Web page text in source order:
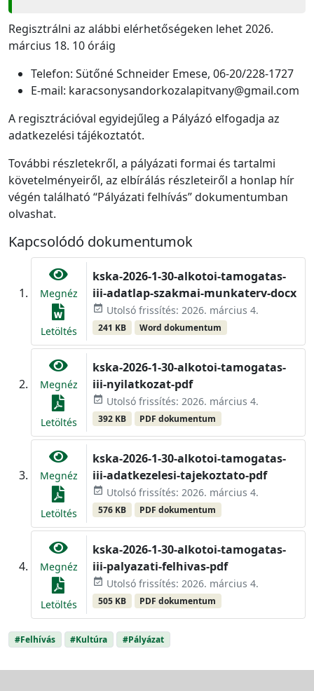
Regisztrálni az alábbi elérhetőségeken lehet 2026.
március 18. 10 óráig
Telefon: Sütőné Schneider Emese, 06-20/228-1727
E-mail: karacsonysandorkozalapitvany@gmail.com
A regisztrációval egyidejűleg a Pályázó elfogadja az
adatkezelési tájékoztatót.
További részletekről, a pályázati formai és tartalmi
követelményeiről, az elbírálás részleteiről a honlap hír
végén található “Pályázati felhívás” dokumentumban
olvashat.
Kapcsolódó dokumentumok
Megnéz
Letöltés
kska-2026-1-30-alkotoi-tamogatas-
iii-adatlap-szakmai-munkaterv-docx
event_available Utolsó frissítés: 2026. március 4.
241 KB Word dokumentum
Megnéz
Letöltés
kska-2026-1-30-alkotoi-tamogatas-
iii-nyilatkozat-pdf
event_available Utolsó frissítés: 2026. március 4.
392 KB PDF dokumentum
Megnéz
Letöltés
kska-2026-1-30-alkotoi-tamogatas-
iii-adatkezelesi-tajekoztato-pdf
event_available Utolsó frissítés: 2026. március 4.
576 KB PDF dokumentum
Megnéz
Letöltés
kska-2026-1-30-alkotoi-tamogatas-
iii-palyazati-felhivas-pdf
event_available Utolsó frissítés: 2026. március 4.
505 KB PDF dokumentum
#Felhívás #Kultúra #Pályázat